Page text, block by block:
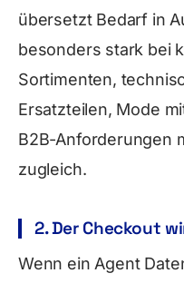
übersetzt Bedarf in
besonders stark bei
Sortimenten,
Ersatzteilen, Mode
B2B-Anforderungen
zugleich.
2. Der Checkout
Wenn ein Agent